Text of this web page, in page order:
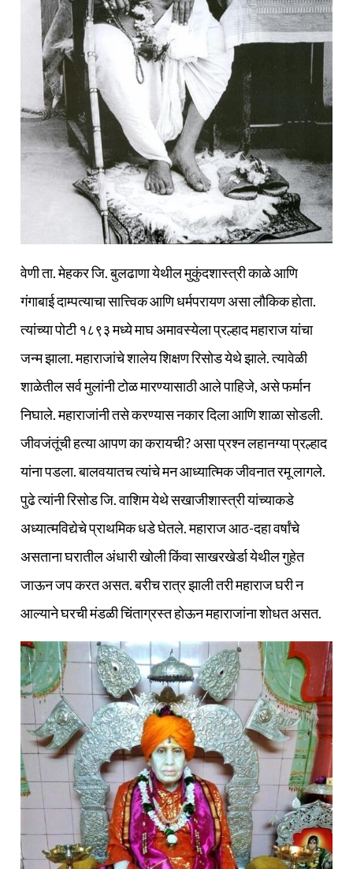
वेणी ता. मेहकर जि. बुलढाणा येथील मुकुंदशास्त्री काळे आणि
गंगाबाई दाम्पत्याचा सात्त्विक आणि धर्मपरायण असा लौकिक होता.
त्यांच्या पोटी १८९३ मध्ये माघ अमावस्येला प्रल्हाद महाराज यांचा
जन्म झाला. महाराजांचे शालेय शिक्षण रिसोड येथे झाले. त्यावेळी
शाळेतील सर्व मुलांनी टोळ मारण्यासाठी आले पाहिजे, असे फर्मान
निघाले. महाराजांनी तसे करण्यास नकार दिला आणि शाळा सोडली.
जीवजंतूंची हत्या आपण का करायची? असा प्रश्‍न लहानग्या प्रल्हाद
यांना पडला. बालवयातच त्यांचे मन आध्यात्मिक जीवनात रमू लागले.
पुढे त्यांनी रिसोड जि. वाशिम येथे सखाजीशास्त्री यांच्याकडे
अध्यात्मविद्येचे प्राथमिक धडे घेतले. महाराज आठ-दहा वर्षांचे
असताना घरातील अंधारी खोली किंवा साखरखेर्डा येथील गुहेत
जाऊन जप करत असत. बरीच रात्र झाली तरी महाराज घरी न
आल्याने घरची मंडळी चिंताग्रस्त होऊन महाराजांना शोधत असत.